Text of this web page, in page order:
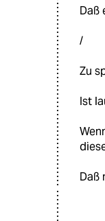
Daß
/
Zu
Ist
Daß